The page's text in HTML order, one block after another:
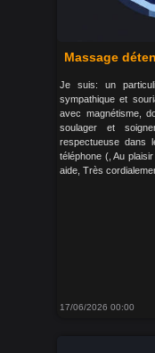
Massage
Je suis: un
sympathique et
avec magnétisme,
soulager et
respectueuse dans
téléphone (, Au
aide, Très
17/06/2026 00:00